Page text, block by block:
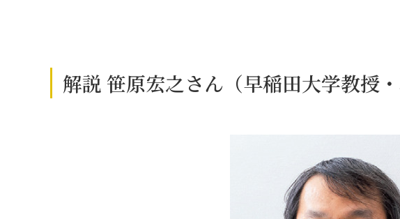
解説 笹原宏之さん（早稲田大学教授・